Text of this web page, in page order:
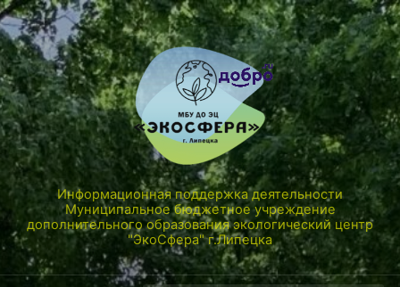
Информационная поддержка деятельности
Муниципальное бюджетное учреждение
дополнительного образования экологический центр
"ЭкоСфера" г.Липецка